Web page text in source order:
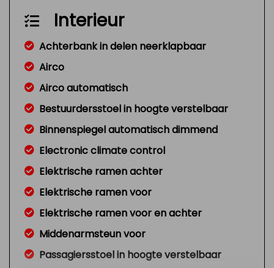
Interieur
Achterbank in delen neerklapbaar
Airco
Airco automatisch
Bestuurdersstoel in hoogte verstelbaar
Binnenspiegel automatisch dimmend
Electronic climate control
Elektrische ramen achter
Elektrische ramen voor
Elektrische ramen voor en achter
Middenarmsteun voor
Passagiersstoel in hoogte verstelbaar